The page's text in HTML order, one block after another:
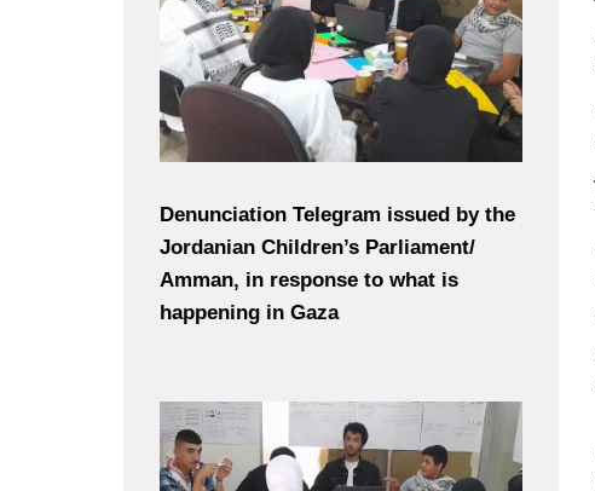
Denunciation Telegram issued by the
Jordanian Children’s Parliament/
Amman, in response to what is
happening in Gaza